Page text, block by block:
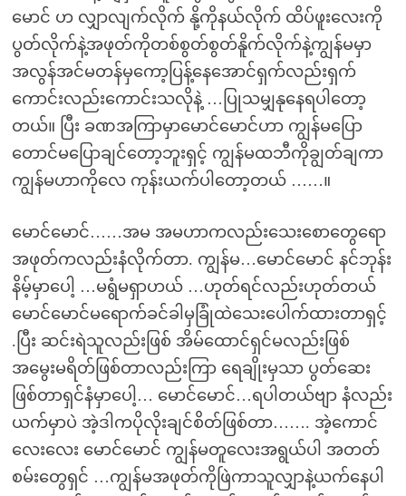
မောင် ဟ လျှာလျက်လိုက် နို့ကိုနယ်လိုက် ထိပ်ဖူးလေးကို
ပွတ်လိုက်နဲ့အဖုတ်ကိုတစ်စွတ်စွတ်နိူက်လိုက်နဲ့ကျွန်မမှာ
အလွန်အင်မတန်မှကော့ပြန့်နေအောင်ရှက်လည်းရှက်
ကောင်းလည်းကောင်းသလိုနဲ့ …ပြုသမျှနုနေရပါတော့
တယ်။ ပြီး ခဏအကြာမှာမောင်မောင်ဟာ ကျွန်မပြော
တောင်မပြောချင်တော့ဘူးရှင့် ကျွန်မထဘီကိုချွတ်ချကာ
ကျွန်မဟာကိုလေ ကုန်းယက်ပါတော့တယ် ……။
မောင်မောင်……အမ အမဟာကလည်းသေးစောတွေရော
အဖုတ်ကလည်းနံလိုက်တာ. ကျွန်မ…မောင်မောင် နင်ဘုန်း
နိမ့်မှာပေါ့ …မရွံမရှာဟယ် …ဟုတ်ရင်လည်းဟုတ်တယ်
မောင်မောင်မရောက်ခင်ခါမှခြုံထဲသေးပေါက်ထားတာရှင့်
.ပြီး ဆင်းရဲသူလည်းဖြစ် အိမ်ထောင်ရှင်မလည်းဖြစ်
အမွေးမရိတ်ဖြစ်တာလည်းကြာ ရေချိုးမှသာ ပွတ်ဆေး
ဖြစ်တာရှင်နံမှာပေါ့… မောင်မောင်…ရပါတယ်ဗျာ နံလည်း
ယက်မှာပဲ အဲ့ဒါကပိုလိုးချင်စိတ်ဖြစ်တာ……. အဲ့ကောင်
လေးလေး မောင်မောင် ကျွန်မတူလေးအရွယ်ပါ အတတ်
စမ်းတွေရှင် …ကျွန်မအဖုတ်ကိုဖြဲကာသူလျှာနဲ့ယက်နေပါ